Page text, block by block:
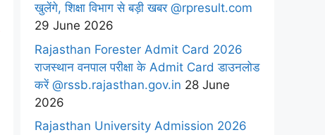
खुलेंगे, शिक्षा विभाग से बड़ी खबर @rpresult.com
29 June 2026
Rajasthan Forester Admit Card 2026
राजस्थान वनपाल परीक्षा के Admit Card डाउनलोड
करें @rssb.rajasthan.gov.in 28 June
2026
Rajasthan University Admission 2026